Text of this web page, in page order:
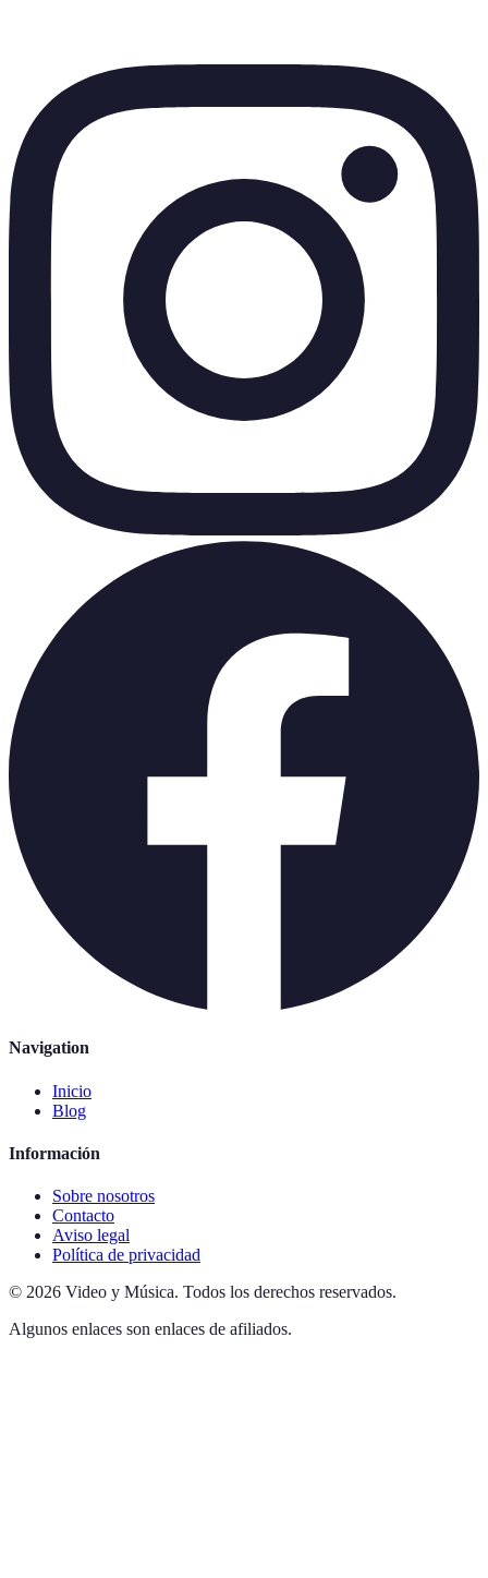
Navigation
Inicio
Blog
Información
Sobre nosotros
Contacto
Aviso legal
Política de privacidad
© 2026 Video y Música. Todos los derechos reservados.
Algunos enlaces son enlaces de afiliados.